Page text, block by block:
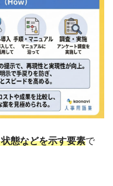
態などを示す要素で